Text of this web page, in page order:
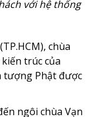
với hệ thống
chùa
trúc của
tượng Phật được
ngôi chùa Vạn